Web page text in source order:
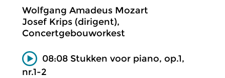
Wolfgang Amadeus Mozart
Josef Krips (dirigent),
Concertgebouworkest
08:08 Stukken voor piano, op.1,
nr.1-2